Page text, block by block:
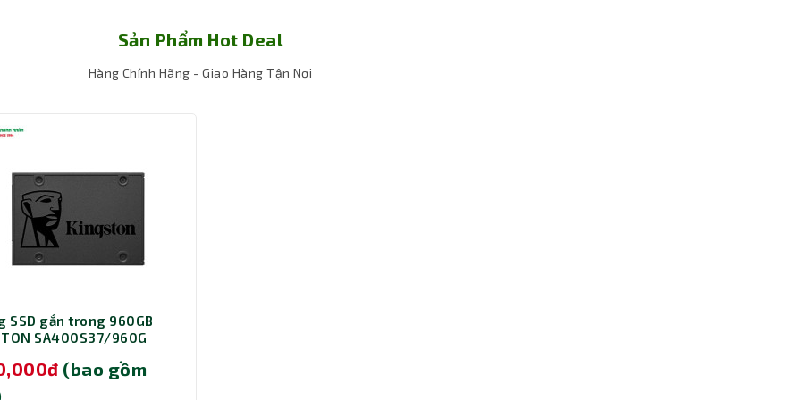
32GB, sử dụng chuẩn DDR5 tiên tiến mang lại băng thông cao hơn
hoạt động ở bus 6800MHz, giúp tối ưu hiệu suất toàn hệ thống, đặc
sửa video, đồ họa 3D và xử lý đa nhiệm.
Sản Phẩm Hot Deal
Hàng Chính Hãng - Giao Hàng Tận Nơi
SSD gắn trong 960GB
SA400S37/960G
(bao gồm